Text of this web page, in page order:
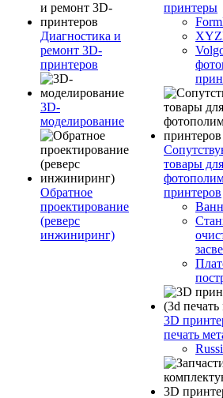
Диагностика и
ремонт 3D-
принтеров
3D-
моделирование
Обратное
проектирование
(реверс
инжиниринг)
принтеры
товары для
принтеров
3D
печать